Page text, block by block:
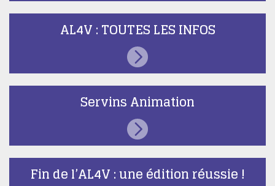
AL4V : TOUTES LES INFOS
Servins Animation
Fin de l’AL4V : une édition réussie !